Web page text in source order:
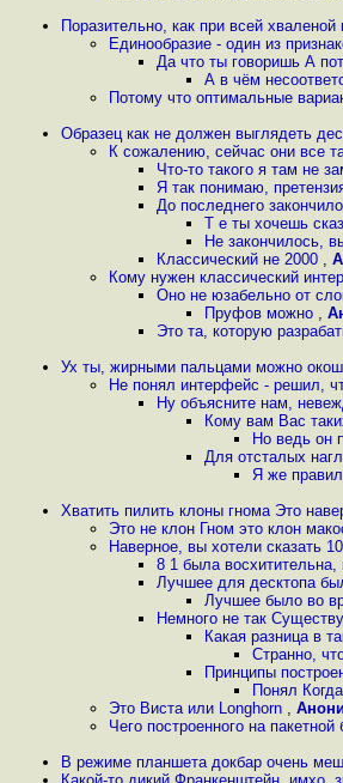
Поразительно, как при всей
Единообразие - один из
Да что ты говоришь А
А в чём
Потому что оптимальные
Образец как не должен выглядеть
К сожалению, сейчас они все
Что-то такого я там не
Я так понимаю,
До последнего
Т е ты хочешь
Не закончилось,
Классический не 2000 ,
Кому нужен классический
Оно не юзабельно от
Пруфов можно ,
Это та, которую
Ух ты, жирными пальцами можно
Не понял интерфейс - решил,
Ну объясните нам,
Кому вам Вас
Но ведь он
Для отсталых
Я же
Хватить пилить клоны гнома Это
Это не клон Гном это клон
Наверное, вы хотели сказать
8 1 была восхитительна,
Лучшее для десктопа
Лучшее было во
Немного не так
Какая разница в
Странно,
Принципы
Понял
Это Виста или Longhorn ,
Чего построенного на
В режиме планшета докбар очень